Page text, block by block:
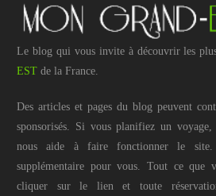
Le blog qui vous invite à découvrir les
EST de la France.
Des articles et pages du blog peuvent
sponsorisés. Si vous planifiez un
nous aide à faire fonctionner le
supplémentaire pour vous. Tout ce que
cliquer sur le lien et toute